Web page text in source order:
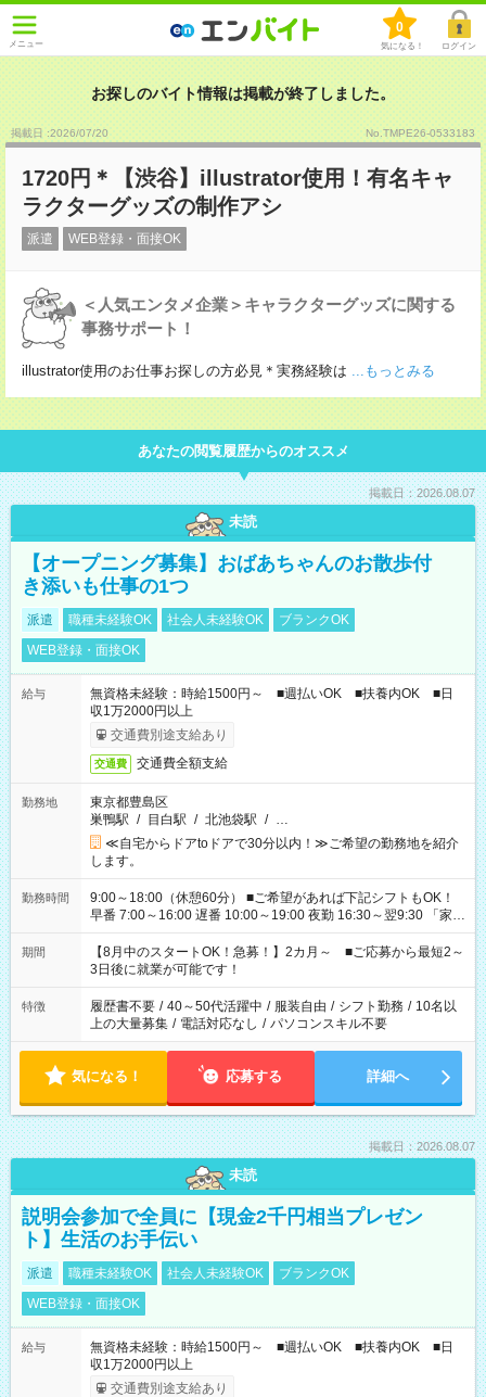
メニュー
0
気になる！ ログイン
お探しのバイト情報は掲載が終了しました。
掲載日 :2026/07/20 No.TMPE26-0533183
1720円＊【渋谷】illustrator使用！有名キャ
ラクターグッズの制作アシ
派遣 WEB登録・面接OK
＜人気エンタメ企業＞キャラクターグッズに関する
事務サポート！
illustrator使用のお仕事お探しの方必見＊実務経験は ...もっとみる
あなたの閲覧履歴からのオススメ
掲載日：2026.08.07
未読
【オープニング募集】おばあちゃんのお散歩付
き添いも仕事の1つ
派遣 職種未経験OK 社会人未経験OK
ブランクOK
WEB登録・面接OK
給与
無資格未経験：時給1500円～ ■週払いOK ■扶養内OK ■日
収1万2000円以上
交通費別途支給あり
交通費 交通費全額支給
勤務地
東京都豊島区
巣鴨駅 / 目白駅 / 北池袋駅 / …
≪自宅からドアtoドアで30分以内！≫ご希望の勤務地を紹介
します。
勤務時間
9:00～18:00（休憩60分） ■ご希望があれば下記シフトもOK！
早番 7:00～16:00 遅番 10:00～19:00 夜勤 16:30～翌9:30 「家族
と休みを合わせたい」 「余裕を持って夕飯の準備がしたい」
「できれば残業はしたくない」 など、ご希望を教えてください
ね。 ※Wワーク希望の方へ 今ご覧のお仕事で希望する勤務時間
と、もう1つのお仕事の勤務時間。 合計で週40時間を超える場
合は応募できません。
期間
【8月中のスタートOK！急募！】2カ月～ ■ご応募から最短2～
3日後に就業が可能です！
特徴 履歴書不要 / 40～50代活躍中 / 服装自由 / シフト勤務 / 10名以
上の大量募集 / 電話対応なし / パソコンスキル不要
気になる！ 応募する 詳細へ
掲載日：2026.08.07
未読
説明会参加で全員に【現金2千円相当プレゼン
ト】生活のお手伝い
派遣 職種未経験OK 社会人未経験OK
ブランクOK
WEB登録・面接OK
給与
無資格未経験：時給1500円～ ■週払いOK ■扶養内OK ■日
収1万2000円以上
交通費別途支給あり